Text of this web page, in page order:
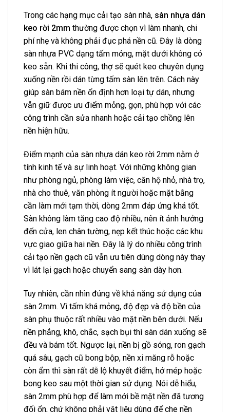
Trong các hạng mục cải tạo sàn nhà, sàn nhựa dán
keo rời 2mm thường được chọn vì làm nhanh, chi
phí nhẹ và không phải đục phá nền cũ. Đây là dòng
sàn nhựa PVC dạng tấm mỏng, mặt dưới không có
keo sẵn. Khi thi công, thợ sẽ quét keo chuyên dụng
xuống nền rồi dán từng tấm sàn lên trên. Cách này
giúp sàn bám nền ổn định hơn loại tự dán, nhưng
vẫn giữ được ưu điểm mỏng, gọn, phù hợp với các
công trình cần sửa nhanh hoặc cải tạo chồng lên
nền hiện hữu.
Điểm mạnh của sàn nhựa dán keo rời 2mm nằm ở
tính kinh tế và sự linh hoạt. Với những không gian
như phòng ngủ, phòng làm việc, căn hộ nhỏ, nhà trọ,
nhà cho thuê, văn phòng ít người hoặc mặt bằng
cần làm mới tạm thời, dòng 2mm đáp ứng khá tốt.
Sàn không làm tăng cao độ nhiều, nên ít ảnh hưởng
đến cửa, len chân tường, nẹp kết thúc hoặc các khu
vực giao giữa hai nền. Đây là lý do nhiều công trình
cải tạo nền gạch cũ vẫn ưu tiên dùng dòng này thay
vì lát lại gạch hoặc chuyển sang sàn dày hơn.
Tuy nhiên, cần nhìn đúng về khả năng sử dụng của
sàn 2mm. Vì tấm khá mỏng, độ đẹp và độ bền của
sàn phụ thuộc rất nhiều vào mặt nền bên dưới. Nếu
nền phẳng, khô, chắc, sạch bụi thì sàn dán xuống sẽ
đều và bám tốt. Ngược lại, nền bị gồ sóng, ron gạch
quá sâu, gạch cũ bong bộp, nền xi măng rỗ hoặc
còn ẩm thì sàn rất dễ lộ khuyết điểm, hở mép hoặc
bong keo sau một thời gian sử dụng. Nói dễ hiểu,
sàn 2mm phù hợp để làm mới bề mặt nền đã tương
đối ổn, chứ không phải vật liệu dùng để che nền